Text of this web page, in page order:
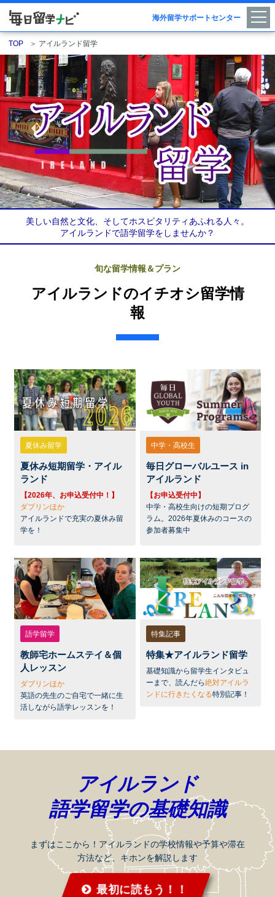
海外留学サポートセンター
TOP ＞ アイルランド留学
美しい自然と文化、そしてホスピタリティあふれる人々。
アイルランドで語学留学をしませんか？
旬な留学情報＆プラン
アイルランドのイチオシ留学情
報
夏休み留学
夏休み短期留学・アイル
ランド
【2026年、お申込受付中！】
ダブリンほか
アイルランドで充実の夏休み留
学を！
中学・高校生
毎日グローバルユース in
アイルランド
【お申込受付中】
中学・高校生向けの短期プログ
ラム。2026年夏休みのコースの
参加者募集中
語学留学
教師宅ホームステイ＆個
人レッスン
ダブリンほか
英語の先生のご自宅で一緒に生
活しながら語学レッスンを！
特集記事
特集★アイルランド留学
基礎知識から留学生インタビュ
ーまで、読んだら絶対アイルラ
ンドに行きたくなる特別記事！
アイルランド
語学留学の基礎知識
まずはここから！アイルランドの学校情報や予算や滞在
方法など、キホンを解説します
最初に読もう！！